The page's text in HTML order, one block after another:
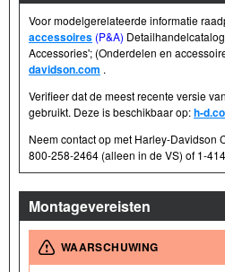
Voor modelgerelateerde informatie
accessoires (P&A)
Accessories'; (Onderdelen en
davidson.com .
Verifieer dat de meest recente versie
gebruikt. Deze is beschikbaar op:h-
Neem contact op met Harley-Davidson
800-258-2464 (alleen in de VS) of 1-
Montagevereisten
WAARSCHUWING